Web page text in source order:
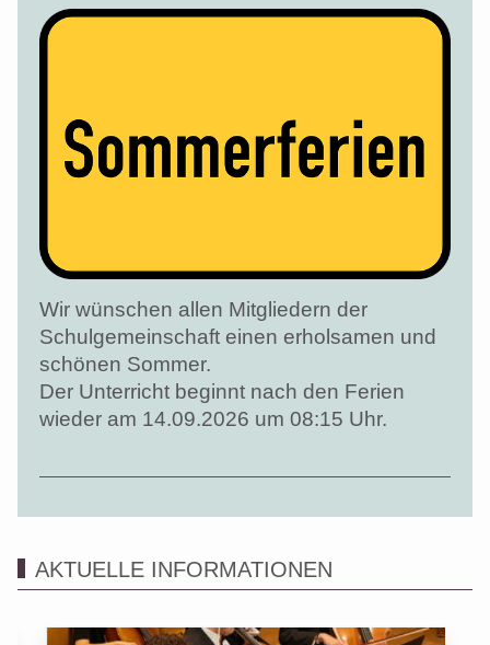
Wir wünschen allen Mitgliedern der
Schulgemeinschaft einen erholsamen und
schönen Sommer.
Der Unterricht beginnt nach den Ferien
wieder am 14.09.2026 um 08:15 Uhr.
AKTUELLE INFORMATIONEN